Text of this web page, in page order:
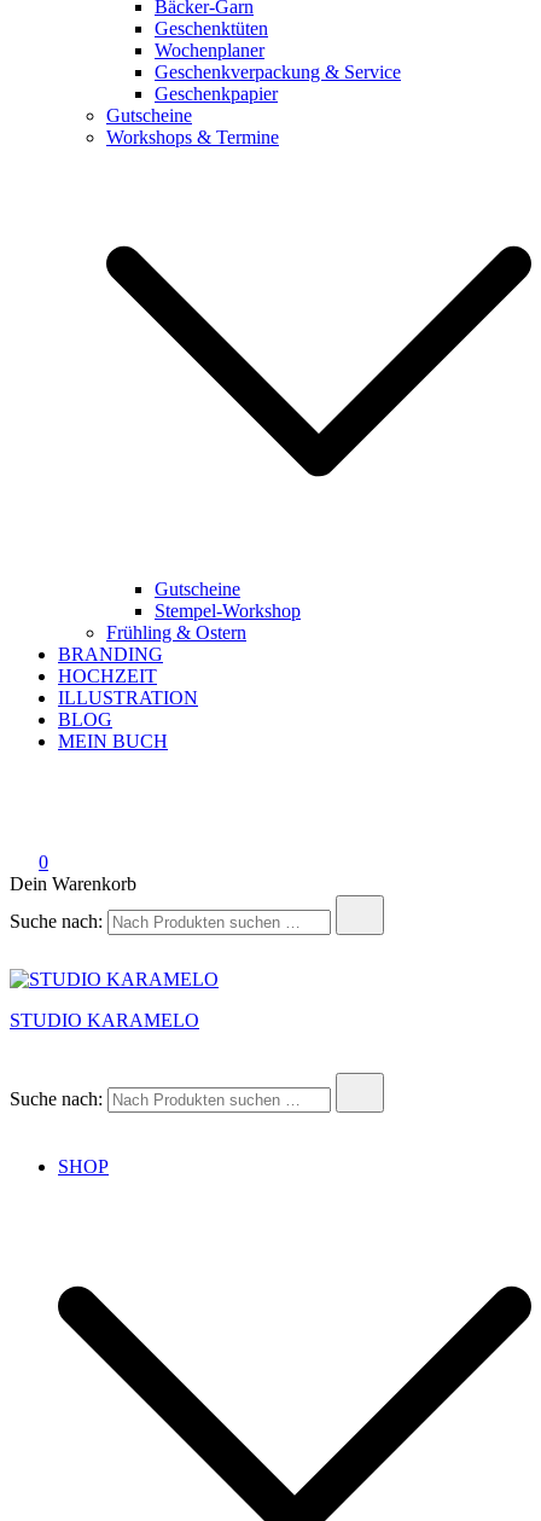
Bäcker-Garn
Geschenktüten
Wochenplaner
Geschenkverpackung & Service
Geschenkpapier
Gutscheine
Workshops & Termine
Gutscheine
Stempel-Workshop
Frühling & Ostern
BRANDING
HOCHZEIT
ILLUSTRATION
BLOG
MEIN BUCH
0
Dein Warenkorb
Suche nach:
STUDIO KARAMELO
Suche nach:
SHOP